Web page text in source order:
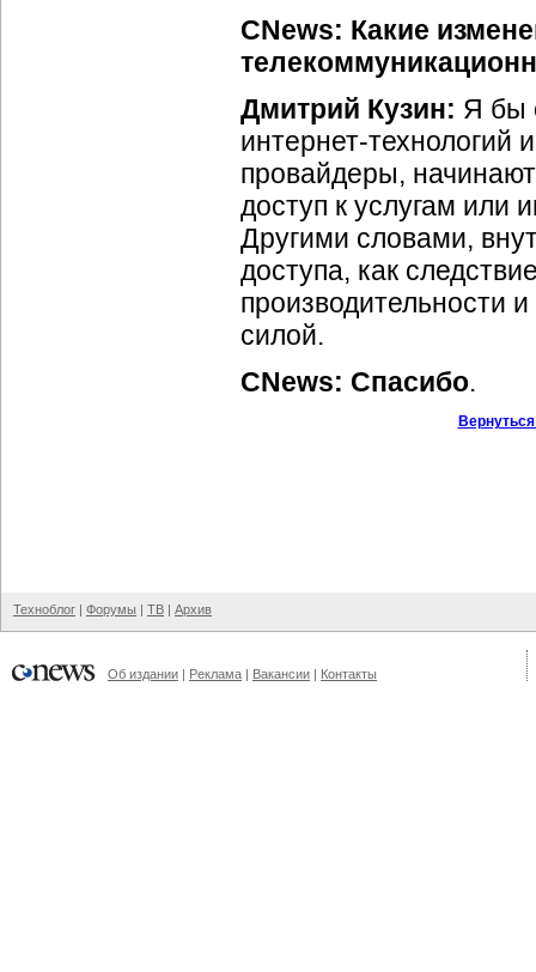
CNews: Какие
Дмитрий Кузин: Я бы
интернет-технологий
провайдеры,
доступ к услугам или
Другими словами,
доступа, как
производительности
силой.
CNews: Спасибо.
Техноблог | Форумы | ТВ | Архив
Об издании | Реклама | Вакансии | Контакты